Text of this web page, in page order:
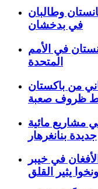
وطالبان
في بدخشان
في الأمم
المتحدة
مهاجر أفغاني من باكستان
ظروف صعبة
مشاريع مائية
جديدة بنانغرهار
في خيبر
يثير القلق